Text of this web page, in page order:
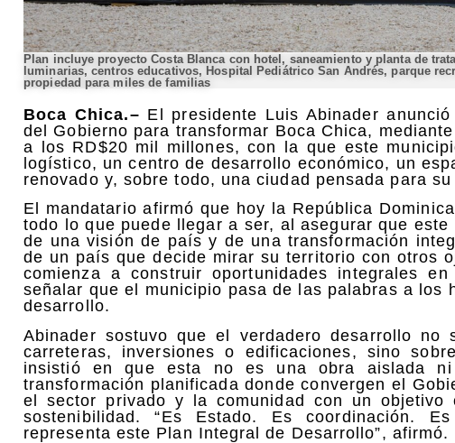
Plan incluye proyecto Costa Blanca con hotel, saneamiento y planta de
luminarias, centros educativos, Hospital Pediátrico San Andrés, parque
propiedad para miles de familias
Boca Chica.– El presidente Luis Abinader
del Gobierno para transformar Boca Chica,
a los RD$20 mil millones, con la que este
logístico, un centro de desarrollo económico, un
renovado y, sobre todo, una ciudad pensada para su
El mandatario afirmó que hoy la República
todo lo que puede llegar a ser, al asegurar que
de una visión de país y de una transformación
de un país que decide mirar su territorio con otros
comienza a construir oportunidades integrales
señalar que el municipio pasa de las palabras a los
desarrollo.
Abinader sostuvo que el verdadero desarrollo no
carreteras, inversiones o edificaciones, sino
insistió en que esta no es una obra aislada ni
transformación planificada donde convergen el
el sector privado y la comunidad con un objetivo
sostenibilidad. “Es Estado. Es coordinación.
representa este Plan Integral de Desarrollo”, afirmó.